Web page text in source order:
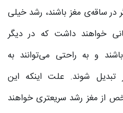
در ساقه‌ی مغز باشند، رشد خیلی
خواهند داشت که در دیگر
و به راحتی می‌توانند به
تبدیل شوند. علت اینکه این
مغز رشد سریعتری خواهند